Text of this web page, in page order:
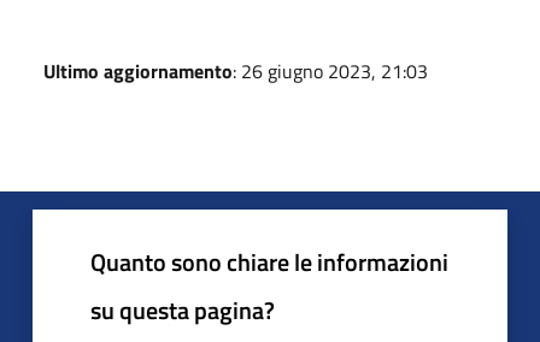
Ultimo aggiornamento: 26 giugno 2023, 21:03
Quanto sono chiare le informazioni
su questa pagina?